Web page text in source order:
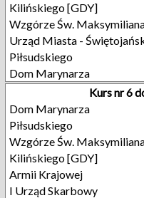
Kilińskiego [GDY]
Wzgórze Św.
Urząd Miasta -
Piłsudskiego
Dom Marynarza
Kurs nr 6
Dom Marynarza
Piłsudskiego
Wzgórze Św.
Kilińskiego [GDY]
Armii Krajowej
I Urząd Skarbowy